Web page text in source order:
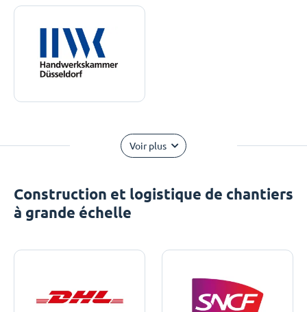
Voir plus
Construction et logistique de chantiers
à grande échelle